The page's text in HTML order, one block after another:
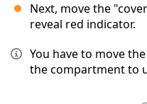
Next, move the
reveal red indicator.
You have to move
the compartment to